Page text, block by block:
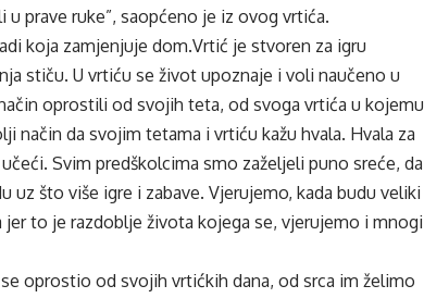
prave ruke”, saopćeno je iz ovog vrtića.
koja zamjenjuje dom.Vrtić je stvoren za igru
stiču. U vrtiću se život upoznaje i voli naučeno u
oprostili od svojih teta, od svoga vrtića u kojemu
način da svojim tetama i vrtiću kažu hvala. Hvala za
Svim predškolcima smo zaželjeli puno sreće, da
što više igre i zabave. Vjerujemo, kada budu veliki
to je razdoblje života kojega se, vjerujemo i mnogi
oprostio od svojih vrtićkih dana, od srca im želimo